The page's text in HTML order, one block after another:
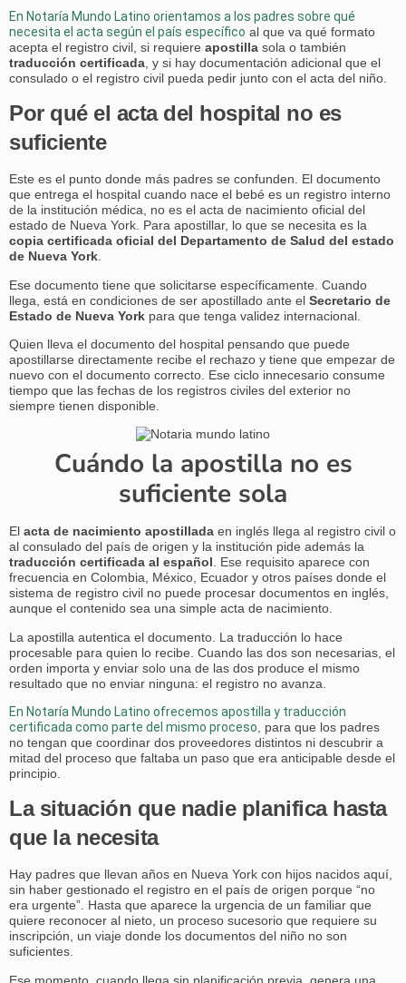
En Notaría Mundo Latino orientamos a los padres sobre qué
necesita el acta según el país específico al que va qué formato
acepta el registro civil, si requiere apostilla sola o también
traducción certificada , y si hay documentación adicional que el
consulado o el registro civil pueda pedir junto con el acta del niño.
Por qué el acta del hospital no es
suficiente
Este es el punto donde más padres se confunden. El documento
que entrega el hospital cuando nace el bebé es un registro interno
de la institución médica, no es el acta de nacimiento oficial del
estado de Nueva York. Para apostillar, lo que se necesita es la
copia certificada oficial del Departamento de Salud del estado
de Nueva York
Ese documento tiene que solicitarse específicamente. Cuando
llega, está en condiciones de ser apostillado ante el Secretario de
Estado de Nueva York para que tenga validez internacional.
Quien lleva el documento del hospital pensando que puede
apostillarse directamente recibe el rechazo y tiene que empezar de
nuevo con el documento correcto. Ese ciclo innecesario consume
tiempo que las fechas de los registros civiles del exterior no
siempre tienen disponible.
Cuándo la apostilla no es
suficiente sola
El acta de nacimiento apostillada en inglés llega al registro civil o
al consulado del país de origen y la institución pide además la
traducción certificada al español. Ese requisito aparece con
frecuencia en Colombia, México, Ecuador y otros países donde el
sistema de registro civil no puede procesar documentos en inglés,
aunque el contenido sea una simple acta de nacimiento.
La apostilla autentica el documento. La traducción lo hace
procesable para quien lo recibe. Cuando las dos son necesarias, el
orden importa y enviar solo una de las dos produce el mismo
resultado que no enviar ninguna: el registro no avanza.
En Notaría Mundo Latino ofrecemos apostilla y traducción
certificada como parte del mismo proceso , para que los padres
no tengan que coordinar dos proveedores distintos ni descubrir a
mitad del proceso que faltaba un paso que era anticipable desde el
principio.
La situación que nadie planifica hasta
que la necesita
Hay padres que llevan años en Nueva York con hijos nacidos aquí,
sin haber gestionado el registro en el país de origen porque “no
era urgente”. Hasta que aparece la urgencia de un familiar que
quiere reconocer al nieto, un proceso sucesorio que requiere su
inscripción, un viaje donde los documentos del niño no son
suficientes.